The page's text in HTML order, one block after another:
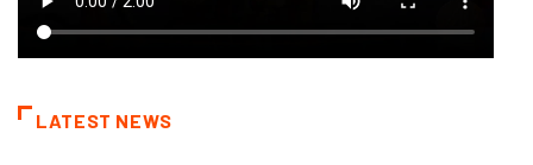
LATEST NEWS